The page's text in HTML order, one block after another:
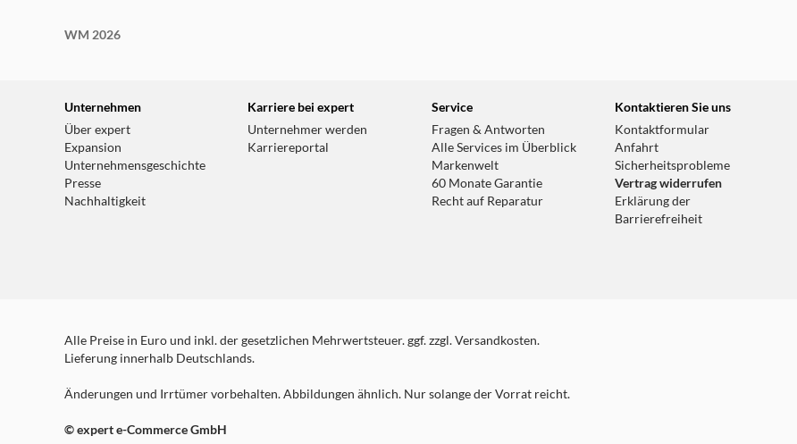
WM 2026
Unternehmen
Über expert
Expansion
Unternehmensgeschichte
Presse
Nachhaltigkeit
Karriere bei expert
Unternehmer werden
Karriereportal
Service
Fragen & Antworten
Alle Services im Überblick
Markenwelt
60 Monate Garantie
Recht auf Reparatur
Kontaktieren Sie uns
Kontaktformular
Anfahrt
Sicherheitsprobleme
Vertrag widerrufen
Erklärung der
Barrierefreiheit
Alle Preise in Euro und inkl. der gesetzlichen Mehrwertsteuer. ggf. zzgl. Versandkosten.
Lieferung innerhalb Deutschlands.
Änderungen und Irrtümer vorbehalten. Abbildungen ähnlich. Nur solange der Vorrat reicht.
© expert e-Commerce GmbH